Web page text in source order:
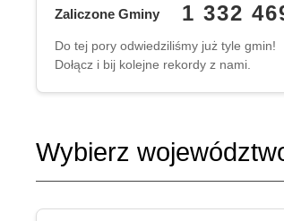
Zaliczone Gminy 1 332
Do tej pory odwiedziliśmy już tyle gmin!
Dołącz i bij kolejne rekordy z nami.
Wybierz